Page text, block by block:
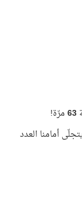
63مرّة!
أمامنا العدد